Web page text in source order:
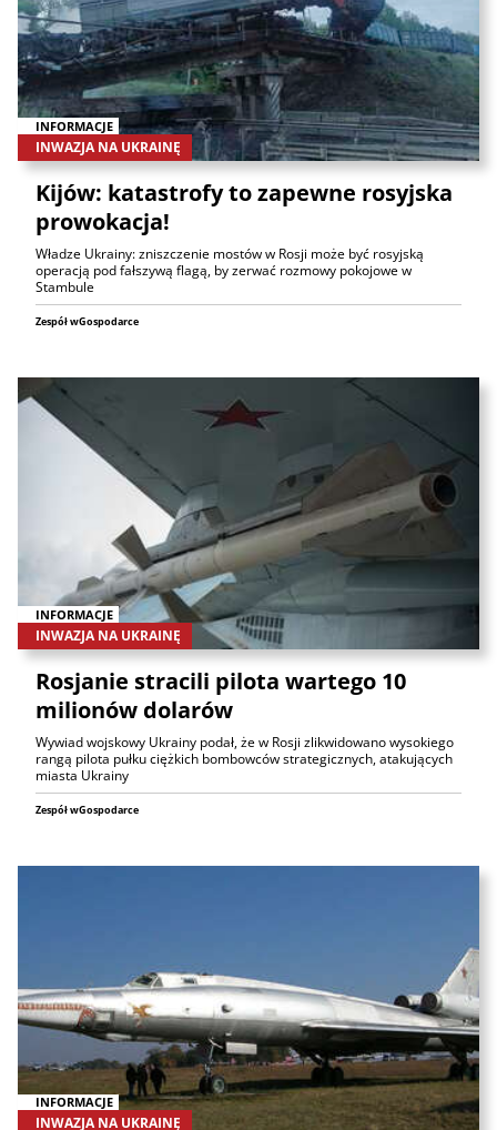
INFORMACJE
INWAZJA NA UKRAINĘ
Kijów: katastrofy to zapewne rosyjska
prowokacja!
Władze Ukrainy: zniszczenie mostów w Rosji może być rosyjską
operacją pod fałszywą flagą, by zerwać rozmowy pokojowe w
Stambule
Zespół wGospodarce
INFORMACJE
INWAZJA NA UKRAINĘ
Rosjanie stracili pilota wartego 10
milionów dolarów
Wywiad wojskowy Ukrainy podał, że w Rosji zlikwidowano wysokiego
rangą pilota pułku ciężkich bombowców strategicznych, atakujących
miasta Ukrainy
Zespół wGospodarce
INFORMACJE
INWAZJA NA UKRAINĘ